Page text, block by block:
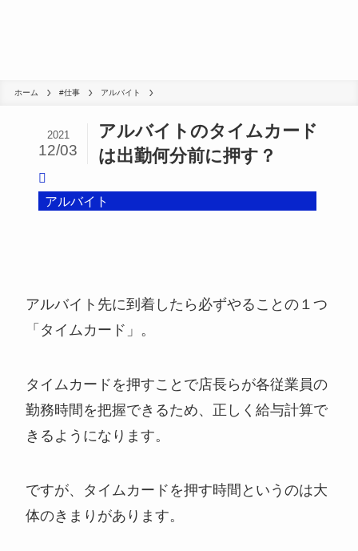
ホーム #仕事 アルバイト
アルバイトのタイムカード
は出勤何分前に押す？
2021
12/03
アルバイト
アルバイト先に到着したら必ずやることの１つ
「タイムカード」。
タイムカードを押すことで店長らが各従業員の
勤務時間を把握できるため、正しく給与計算で
きるようになります。
ですが、タイムカードを押す時間というのは大
体のきまりがあります。